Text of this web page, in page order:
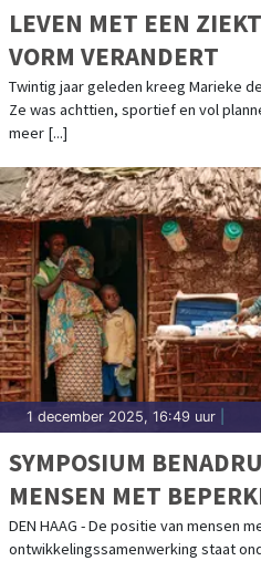
LEVEN MET EEN
VORM VERANDERT
Twintig jaar geleden kreeg Marieke
Ze was achttien, sportief en vol
meer [...]
1 december 2025, 16:49 uur
SYMPOSIUM
MENSEN MET
DEN HAAG - De positie van mensen
ontwikkelingssamenwerking staat